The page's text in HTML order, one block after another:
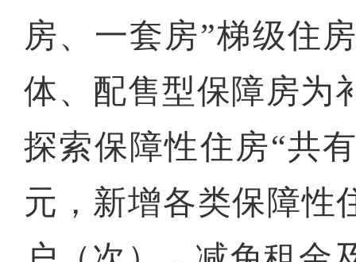
房、一套房”梯级住
体、配售型保障房为
探索保障性住房“共
元，新增各类保障性